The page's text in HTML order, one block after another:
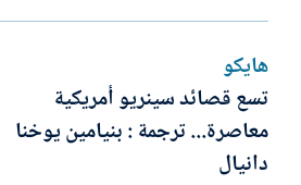
هايكو
تسع قصائد سينريو أمريكية
معاصرة... ترجمة : بنيامين يوخنا
دانيال